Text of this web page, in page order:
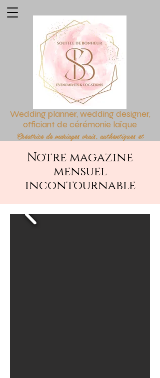
Wedding planner, wedding designer,
officiant de cérémonie laïque
Créatrice de mariages vrais, authentiques et
Créatrice d'émotions
Notre magazine
mensuel
incontournable